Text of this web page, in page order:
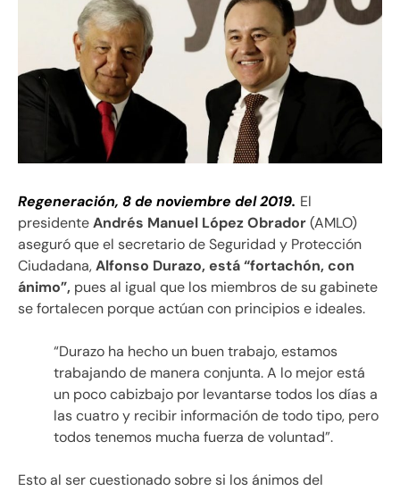
Regeneración, 8 de noviembre del 2019. El
presidenteAndrés Manuel López Obrador(AMLO)
aseguró que el secretario de Seguridad y Protección
Ciudadana,Alfonso Durazo, está “fortachón, con
ánimo”, pues al igual que los miembros de su gabinete
se fortalecen porque actúan con principios e ideales.
“Durazo ha hecho un buen trabajo, estamos
trabajando de manera conjunta. A lo mejor está
un poco cabizbajo por levantarse todos los días a
las cuatro y recibir información de todo tipo, pero
todos tenemos mucha fuerza de voluntad”.
Esto al ser cuestionado sobre si los ánimos del